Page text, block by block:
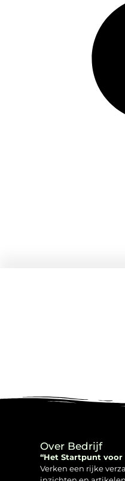
Over Bedrijf
“Het Startpunt voor
Verken een rijke